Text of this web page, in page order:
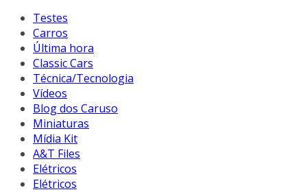
Testes
Carros
Última hora
Classic Cars
Técnica/Tecnologia
Vídeos
Blog dos Caruso
Miniaturas
Mídia Kit
A&T Files
Elétricos
Elétricos